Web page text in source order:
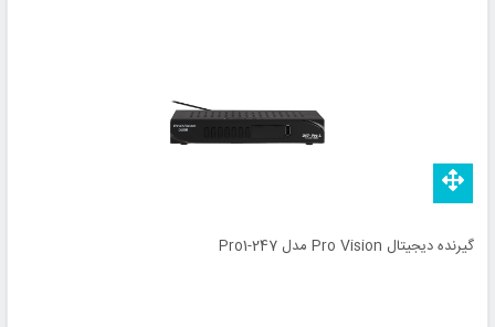
گیرنده دیجیتال Pro Vision مدل 247-Pro1